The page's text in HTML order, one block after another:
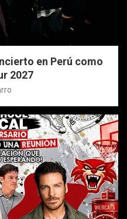
en Perú como
2027